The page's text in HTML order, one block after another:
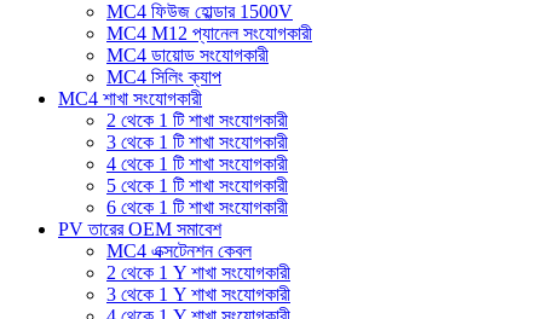
MC4 ফিউজ হোল্ডার 1500V
MC4 M12 প্যানেল সংযোগকারী
MC4 ডায়োড সংযোগকারী
MC4 সিলিং ক্যাপ
MC4 শাখা সংযোগকারী
2 থেকে 1 টি শাখা সংযোগকারী
3 থেকে 1 টি শাখা সংযোগকারী
4 থেকে 1 টি শাখা সংযোগকারী
5 থেকে 1 টি শাখা সংযোগকারী
6 থেকে 1 টি শাখা সংযোগকারী
PV তারের OEM সমাবেশ
MC4 এক্সটেনশন কেবল
2 থেকে 1 Y শাখা সংযোগকারী
3 থেকে 1 Y শাখা সংযোগকারী